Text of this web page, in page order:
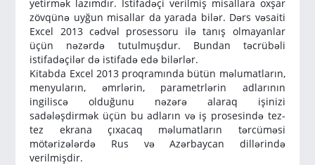
yetirmək lazımdır. İstifadəçi verilmiş misallara oxşar
zövqünə uyğun misallar da yarada bilər. Dərs vəsaiti
Excel 2013 cədvəl prosessoru ilə tanış olmayanlar
üçün nəzərdə tutulmuşdur. Bundan təcrübəli
istifadəçilər də istifadə edə bilərlər.
Kitabda Excel 2013 proqramında bütün məlumatların,
menyuların, əmrlərin, parametrlərin adlarının
ingiliscə olduğunu nəzərə alaraq işinizi
sadələşdirmək üçün bu adların və iş prosesində tez-
tez ekrana çıxacaq məlumatların tərcüməsi
mötərizələrdə Rus və Azərbaycan dillərində
verilmişdir.